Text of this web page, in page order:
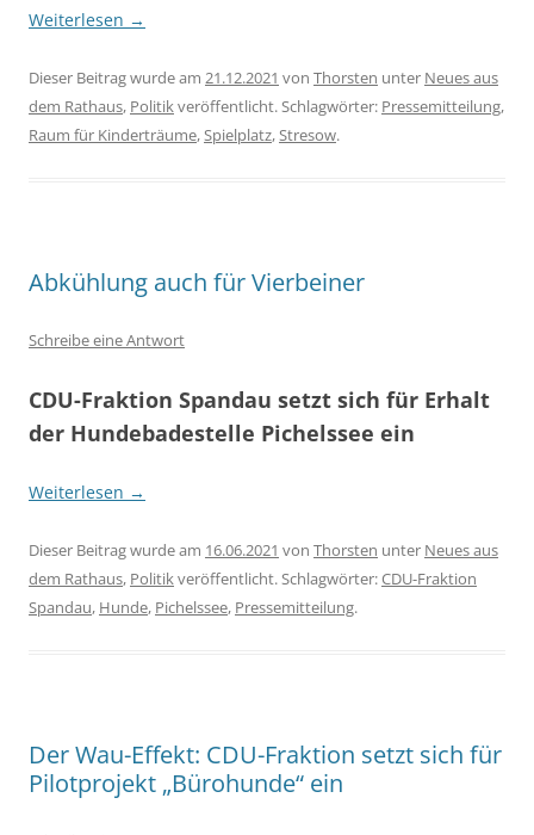
Weiterlesen →
Dieser Beitrag wurde am 21.12.2021 von Thorsten unter Neues aus
dem Rathaus, Politikveröffentlicht. Schlagwörter: Pressemitteilung,
Raum für Kinderträume,Spielplatz,Stresow.
Abkühlung auch für Vierbeiner
Schreibe eine Antwort
CDU-Fraktion Spandau setzt sich für Erhalt
der Hundebadestelle Pichelssee ein
Weiterlesen →
Dieser Beitrag wurde am 16.06.2021 von Thorsten unter Neues aus
dem Rathaus, Politikveröffentlicht. Schlagwörter:CDU-Fraktion
Spandau, Hunde, Pichelssee, Pressemitteilung.
Der Wau-Effekt: CDU-Fraktion setzt sich für
Pilotprojekt „Bürohunde“ ein